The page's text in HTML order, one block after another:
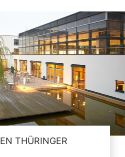
THÜRINGER